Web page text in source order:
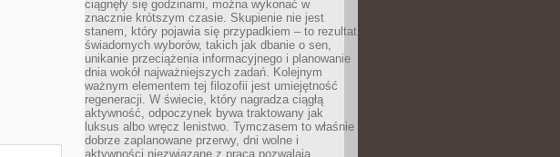
ciągnęły się godzinami, można wykonać w
znacznie krótszym czasie. Skupienie nie jest
stanem, który pojawia się przypadkiem – to rezultat
świadomych wyborów, takich jak dbanie o sen,
unikanie przeciążenia informacyjnego i planowanie
dnia wokół najważniejszych zadań. Kolejnym
ważnym elementem tej filozofii jest umiejętność
regeneracji. W świecie, który nagradza ciągłą
aktywność, odpoczynek bywa traktowany jak
luksus albo wręcz lenistwo. Tymczasem to właśnie
dobrze zaplanowane przerwy, dni wolne i
aktywności niezwiązane z pracą pozwalają